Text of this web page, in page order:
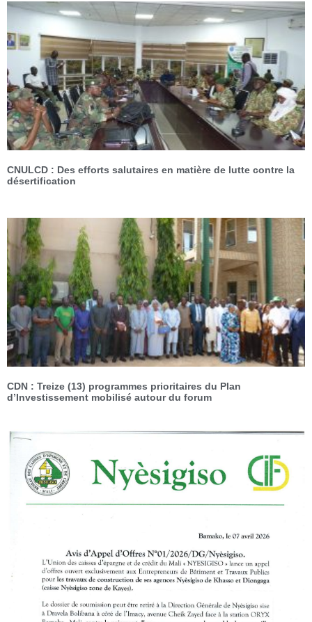
CNULCD : Des efforts salutaires en matière de lutte contre la
désertification
CDN : Treize (13) programmes prioritaires du Plan
d’Investissement mobilisé autour du forum